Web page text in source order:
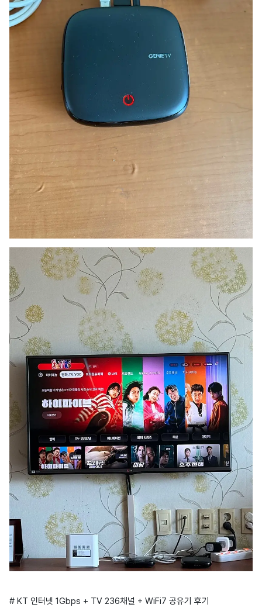
# KT 인터넷 1Gbps + TV 236채널 + WiFi7 공유기 후기